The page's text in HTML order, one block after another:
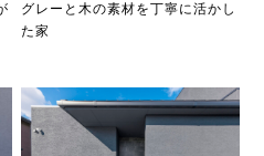
グレーと木の素材を丁寧に活かし
た家